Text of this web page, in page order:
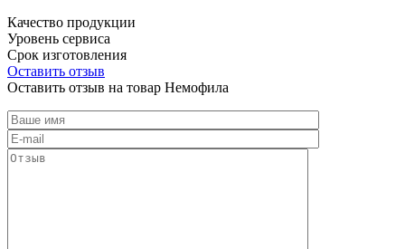
Качество продукции
Уровень сервиса
Срок изготовления
Оставить отзыв
Оставить отзыв на товар Немофила